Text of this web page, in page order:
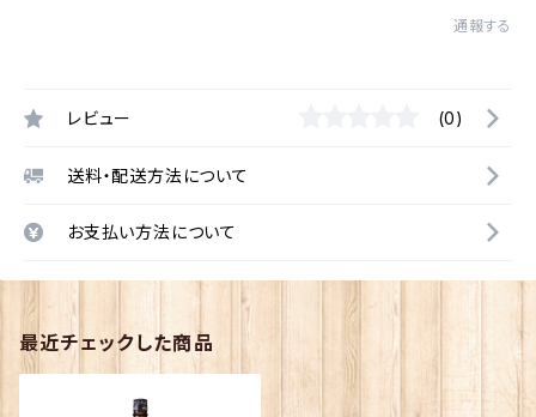
通報する
レビュー (0)
送料・配送方法について
お支払い方法について
最近チェックした商品